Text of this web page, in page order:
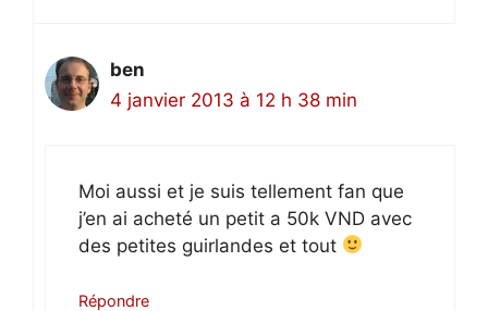
ben
4 janvier 2013 à 12 h 38 min
Moi aussi et je suis tellement fan que
j’en ai acheté un petit a 50k VND avec
des petites guirlandes et tout
Répondre